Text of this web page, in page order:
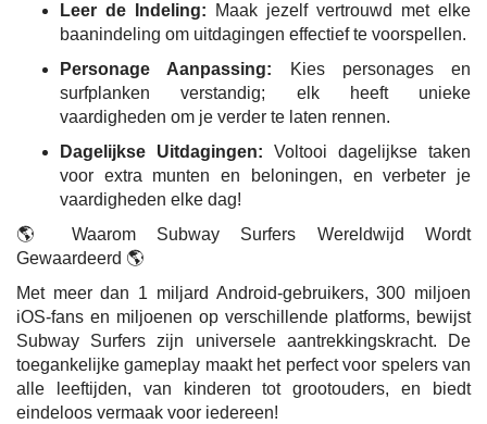
Leer de Indeling: Maak jezelf vertrouwd met elke
baanindeling om uitdagingen effectief te voorspellen.
Personage Aanpassing: Kies personages en
surfplanken verstandig; elk heeft unieke
vaardigheden om je verder te laten rennen.
Dagelijkse Uitdagingen: Voltooi dagelijkse taken
voor extra munten en beloningen, en verbeter je
vaardigheden elke dag!
🌎 Waarom Subway Surfers Wereldwijd Wordt
Gewaardeerd 🌎
Met meer dan 1 miljard Android-gebruikers, 300 miljoen
iOS-fans en miljoenen op verschillende platforms, bewijst
Subway Surfers zijn universele aantrekkingskracht. De
toegankelijke gameplay maakt het perfect voor spelers van
alle leeftijden, van kinderen tot grootouders, en biedt
eindeloos vermaak voor iedereen!